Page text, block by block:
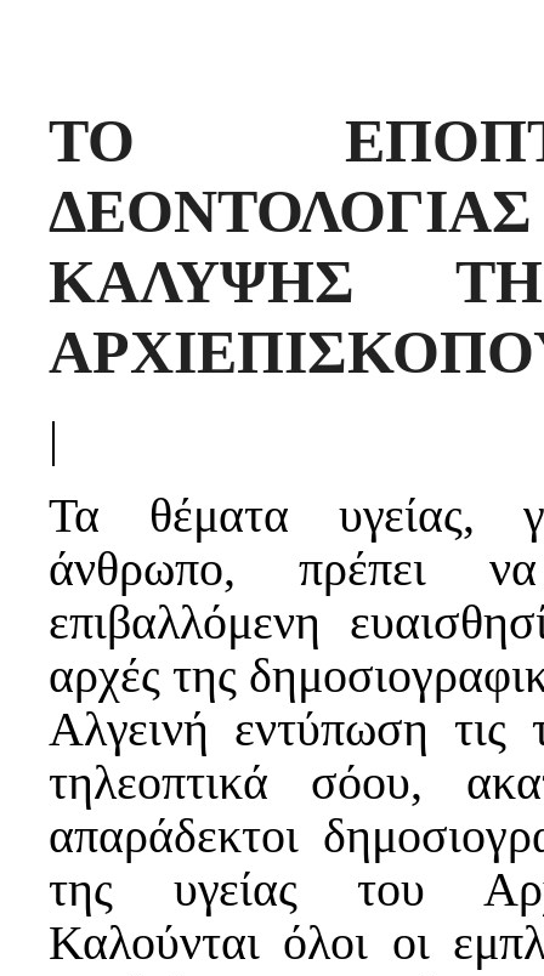
ΤΟ
ΚΑΛΥΨΗΣ
|
Τα θέματα υγείας,
άνθρωπο, πρέπει
επιβαλλόμενη
αρχές της
Αλγεινή εντύπωση τις
τηλεοπτικά σόου,
απαράδεκτοι
της υγείας του
Καλούνται όλοι οι